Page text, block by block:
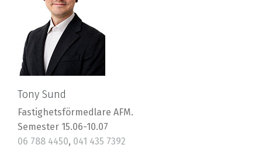
Tony Sund
Fastighetsförmedlare AFM.
Semester 15.06-10.07
06 788 4450, 041 435 7392